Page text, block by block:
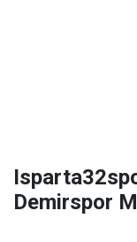
Demirspor